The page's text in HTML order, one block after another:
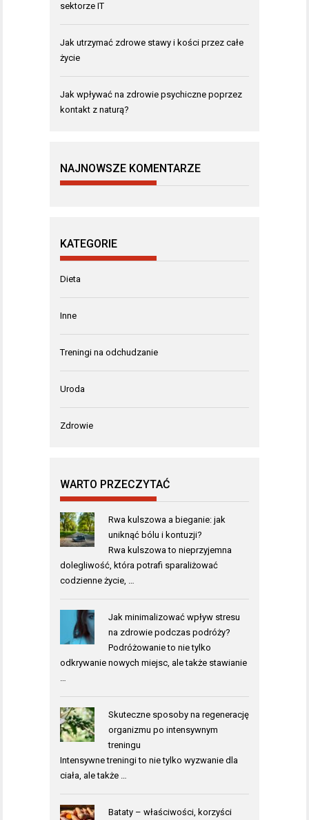
sektorze IT
Jak utrzymać zdrowe stawy i kości przez całe
życie
Jak wpływać na zdrowie psychiczne poprzez
kontakt z naturą?
NAJNOWSZE KOMENTARZE
KATEGORIE
Dieta
Inne
Treningi na odchudzanie
Uroda
Zdrowie
WARTO PRZECZYTAĆ
Rwa kulszowa a bieganie: jak
uniknąć bólu i kontuzji?
Rwa kulszowa to nieprzyjemna
dolegliwość, która potrafi sparaliżować
codzienne życie, …
Jak minimalizować wpływ stresu
na zdrowie podczas podróży?
Podróżowanie to nie tylko
odkrywanie nowych miejsc, ale także stawianie
…
Skuteczne sposoby na regenerację
organizmu po intensywnym
treningu
Intensywne treningi to nie tylko wyzwanie dla
ciała, ale także …
Bataty – właściwości, korzyści